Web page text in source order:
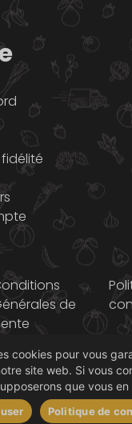
2014-2026 Graines
de
cookies pour vous
site web. Si vous
que vous
Politique de